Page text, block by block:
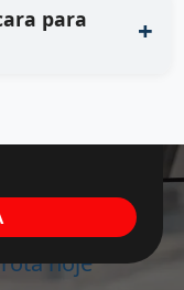
para
hoje